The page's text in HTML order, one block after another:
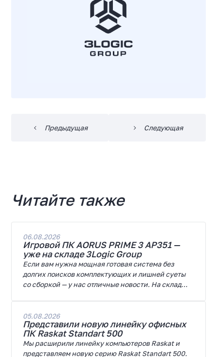
Предыдущая Следующая
Читайте также
06.08.2026
Игровой ПК AORUS PRIME 3 AP351 —
уже на складе 3Logic Group
Если вам нужна мощная готовая система без
долгих поисков комплектующих и лишней суеты
со сборкой — у нас отличные новости. На склад
современных игр и работы с нейросетями.
05.08.2026
Представили новую линейку офисных
ПК Raskat Standart 500
Мы расширили линейку компьютеров Raskat и
представляем новую серию Raskat Standart 500.